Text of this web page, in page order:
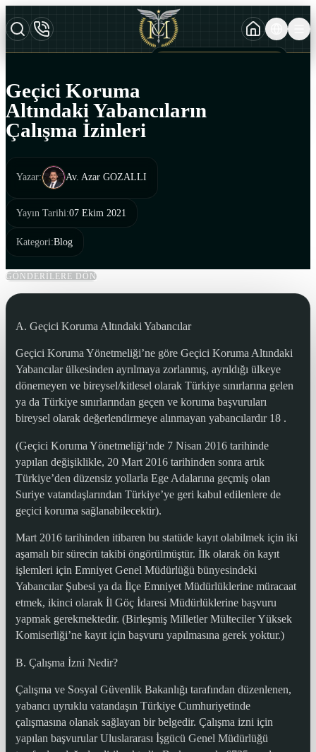
ENGLISH
Geçici Koruma
Altındaki Yabancıların
Çalışma İzinleri
Yazar: Av. Azar GOZALLI
Yayın Tarihi:07 Ekim 2021
Kategori:Blog
GÖNDERİLERE DÖN
A. Geçici Koruma Altındaki Yabancılar
Geçici Koruma Yönetmeliği’ne göre Geçici Koruma Altındaki
Yabancılar ülkesinden ayrılmaya zorlanmış, ayrıldığı ülkeye
dönemeyen ve bireysel/kitlesel olarak Türkiye sınırlarına gelen
ya da Türkiye sınırlarından geçen ve koruma başvuruları
bireysel olarak değerlendirmeye alınmayan yabancılardır 18 .
(Geçici Koruma Yönetmeliği’nde 7 Nisan 2016 tarihinde
yapılan değişiklikle, 20 Mart 2016 tarihinden sonra artık
Türkiye’den düzensiz yollarla Ege Adalarına geçmiş olan
Suriye vatandaşlarından Türkiye’ye geri kabul edilenlere de
geçici koruma sağlanabilecektir).
Mart 2016 tarihinden itibaren bu statüde kayıt olabilmek için iki
aşamalı bir sürecin takibi öngörülmüştür. İlk olarak ön kayıt
işlemleri için Emniyet Genel Müdürlüğü bünyesindeki
Yabancılar Şubesi ya da İlçe Emniyet Müdürlüklerine müracaat
etmek, ikinci olarak İl Göç İdaresi Müdürlüklerine başvuru
yapmak gerekmektedir. (Birleşmiş Milletler Mülteciler Yüksek
Komiserliği’ne kayıt için başvuru yapılmasına gerek yoktur.)
B. Çalışma İzni Nedir?
Çalışma ve Sosyal Güvenlik Bakanlığı tarafından düzenlenen,
yabancı uyruklu vatandaşın Türkiye Cumhuriyetinde
çalışmasına olanak sağlayan bir belgedir. Çalışma izni için
yapılan başvurular Uluslararası İşgücü Genel Müdürlüğü